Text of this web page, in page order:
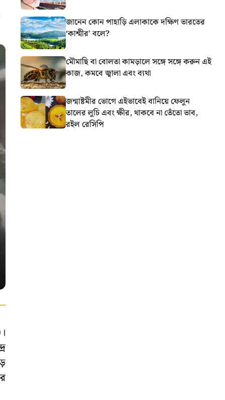
জানেন কোন পাহাড়ি এলাকাকে দক্ষিণ ভারতের
‘কাশ্মীর’ বলে?
মৌমাছি বা বোলতা কামড়ালে সঙ্গে সঙ্গে করুন এই
কাজ, কমবে জ্বালা এবং ব্যথা
জন্মাষ্টমীর ভোগে এইভাবেই বানিয়ে ফেলুন
তালের লুচি এবং ক্ষীর, থাকবে না তেঁতো ভাব,
রইল রেসিপি